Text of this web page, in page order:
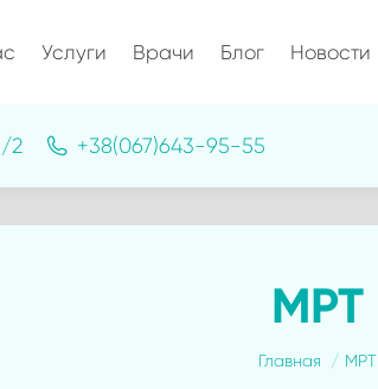
Услуги Врачи Блог Новости
2 +38(067)643-95-55
МРТ
Вы здесь:
Главная МРТ